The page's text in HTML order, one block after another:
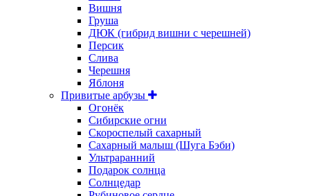
Вишня
Груша
ДЮК (гибрид вишни с черешней)
Персик
Слива
Черешня
Яблоня
Привитые арбузы
Огонёк
Сибирские огни
Скороспелый сахарный
Сахарный малыш (Шуга Бэби)
Ультраранний
Подарок солнца
Солнцедар